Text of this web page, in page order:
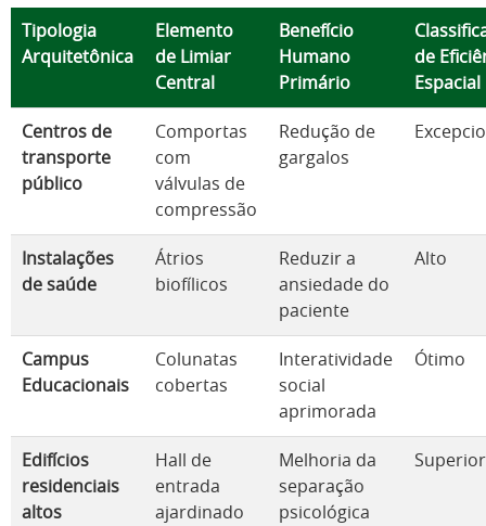
Tipologia
Arquitetônica
Elemento
de Limiar
Central
Benefício
Humano
Primário
de
Espacial
Centros de
transporte
público
Comportas
com
válvulas de
compressão
Redução de
gargalos
Instalações
de saúde
Átrios
biofílicos
Reduzir a
ansiedade do
paciente
Alto
Campus
Educacionais
Colunatas
cobertas
Interatividade
social
aprimorada
Ótimo
Edifícios
residenciais
altos
Hall de
entrada
ajardinado
Melhoria da
separação
psicológica
Superior